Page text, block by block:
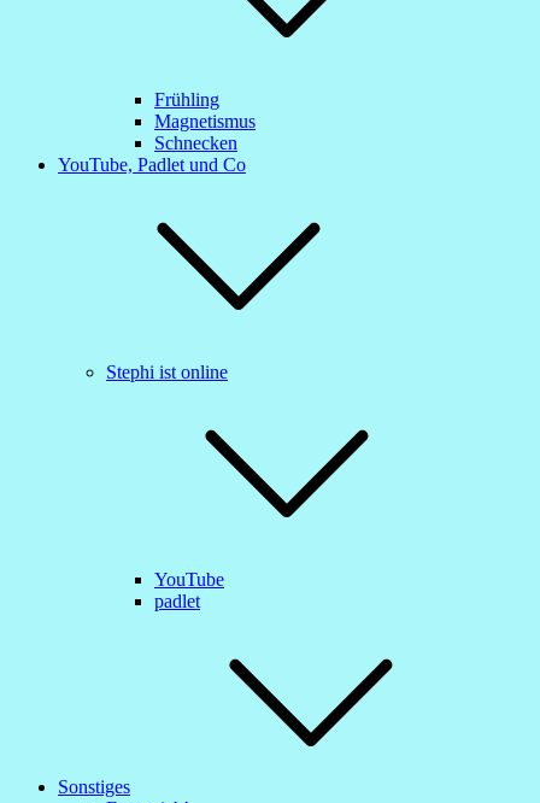
Frühling
Magnetismus
Schnecken
YouTube, Padlet und Co
Stephi ist online
YouTube
padlet
Sonstiges